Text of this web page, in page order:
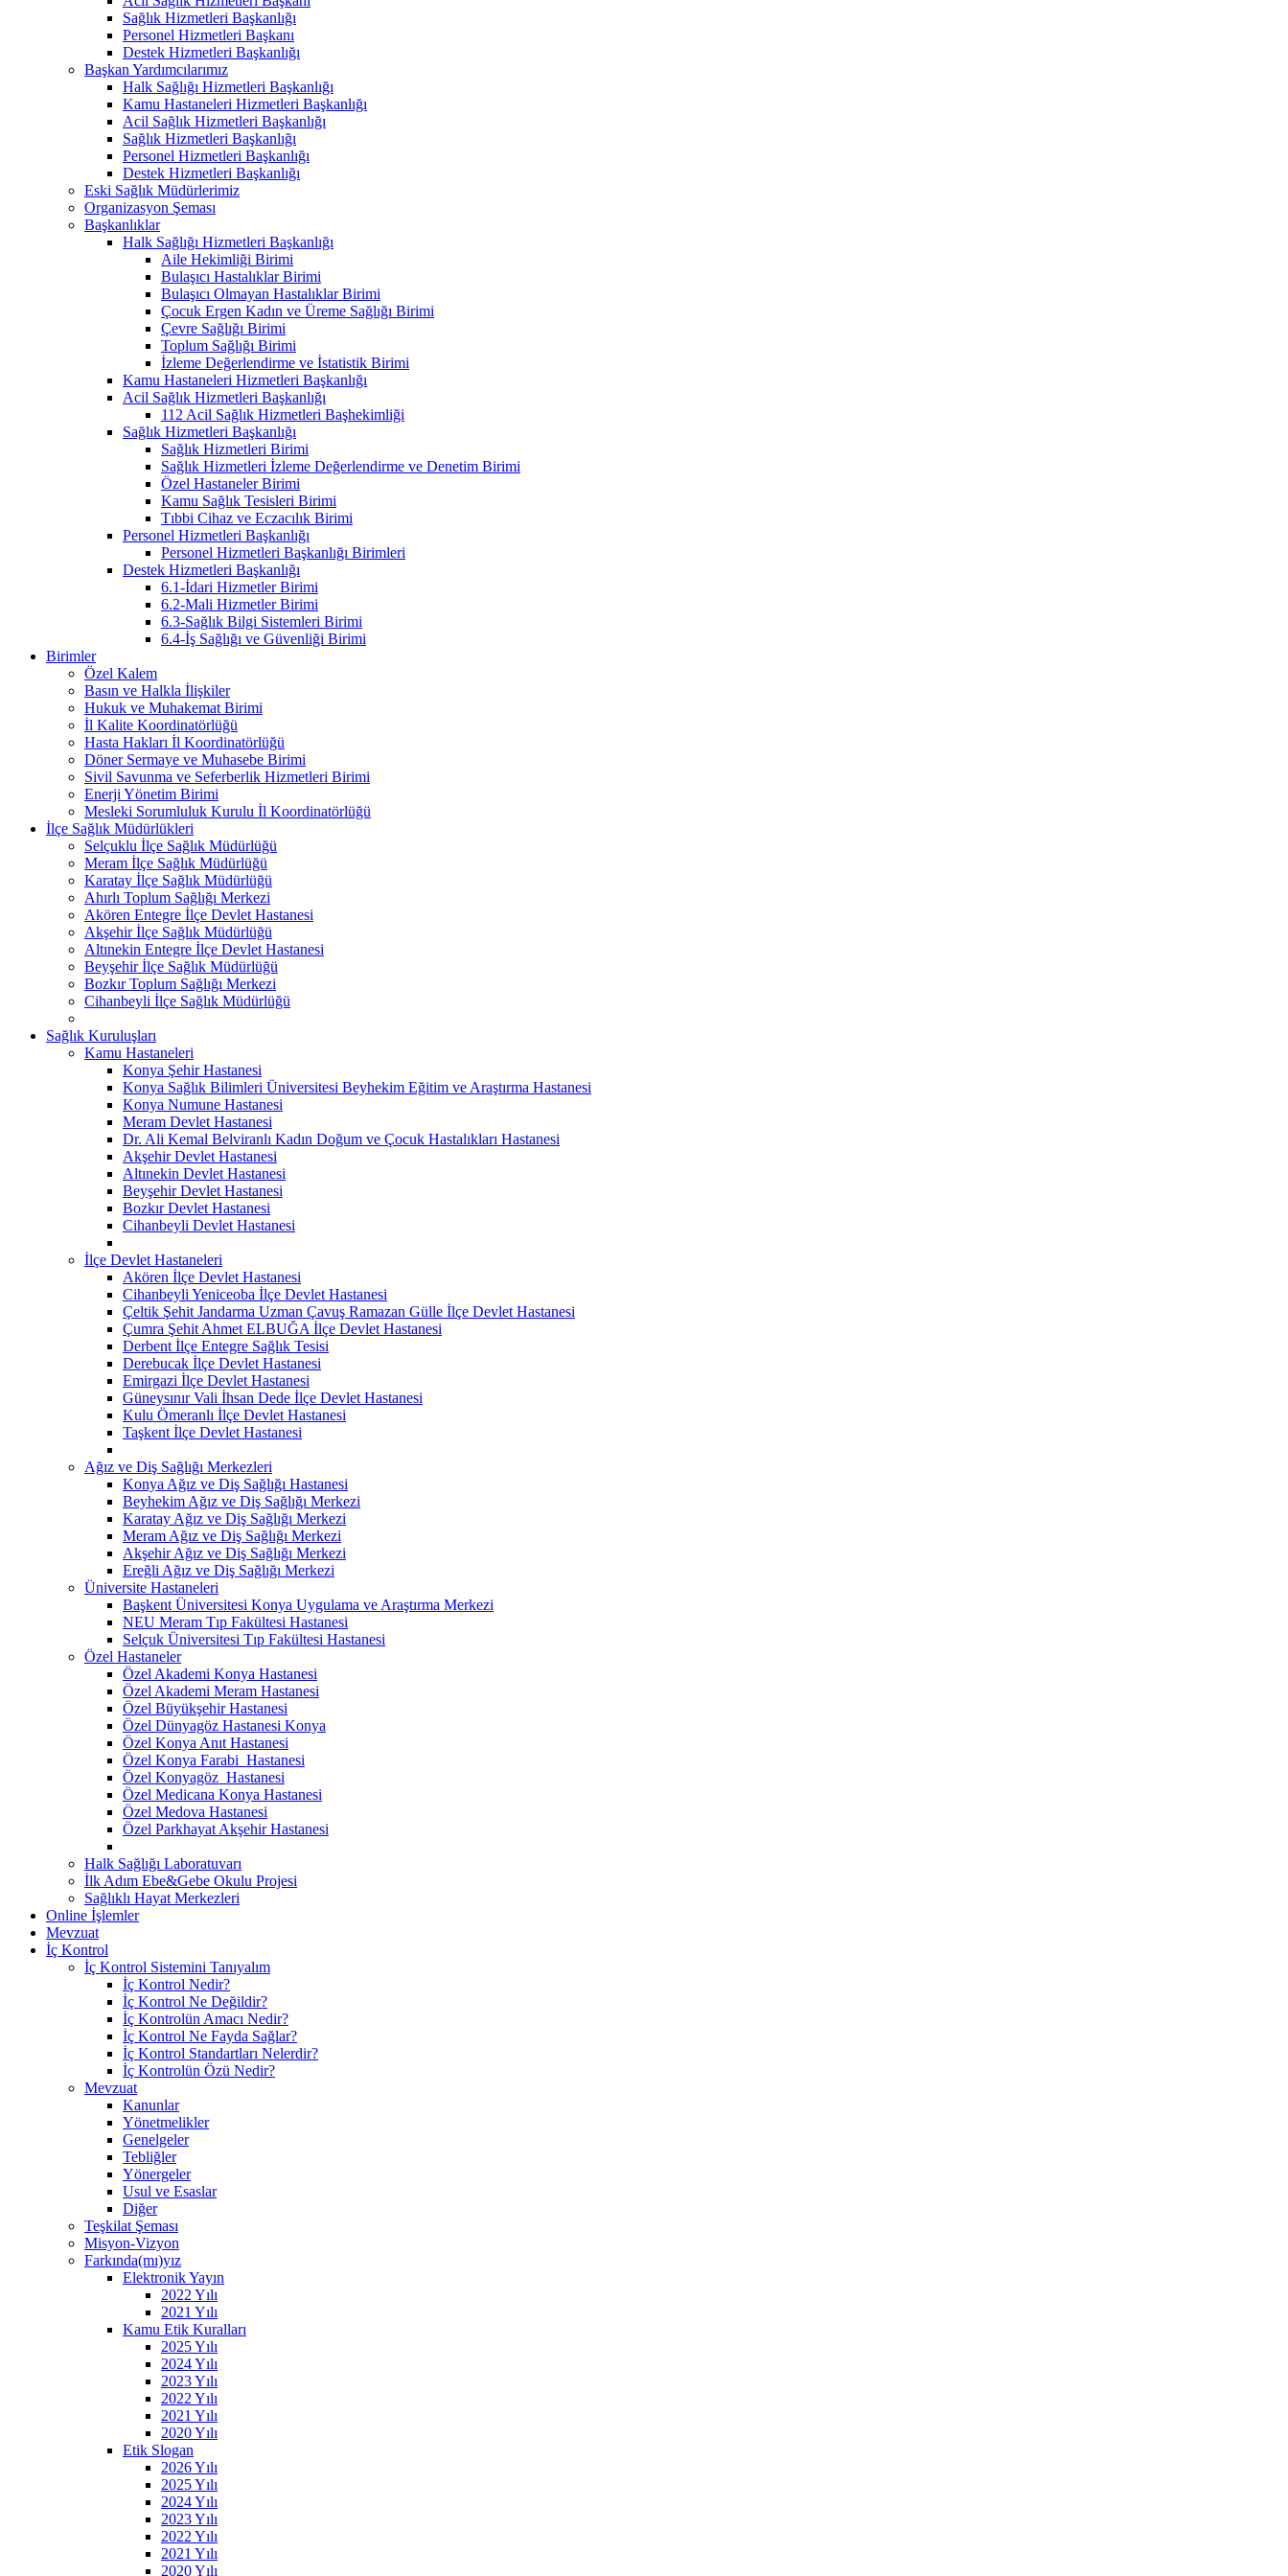
Sağlık Hizmetleri Başkanlığı
Personel Hizmetleri Başkanı
Destek Hizmetleri Başkanlığı
Başkan Yardımcılarımız
Halk Sağlığı Hizmetleri Başkanlığı
Kamu Hastaneleri Hizmetleri Başkanlığı
Acil Sağlık Hizmetleri Başkanlığı
Sağlık Hizmetleri Başkanlığı
Personel Hizmetleri Başkanlığı
Destek Hizmetleri Başkanlığı
Eski Sağlık Müdürlerimiz
Organizasyon Şeması
Başkanlıklar
Halk Sağlığı Hizmetleri Başkanlığı
Aile Hekimliği Birimi
Bulaşıcı Hastalıklar Birimi
Bulaşıcı Olmayan Hastalıklar Birimi
Çocuk Ergen Kadın ve Üreme Sağlığı Birimi
Çevre Sağlığı Birimi
Toplum Sağlığı Birimi
İzleme Değerlendirme ve İstatistik Birimi
Kamu Hastaneleri Hizmetleri Başkanlığı
Acil Sağlık Hizmetleri Başkanlığı
112 Acil Sağlık Hizmetleri Başhekimliği
Sağlık Hizmetleri Başkanlığı
Sağlık Hizmetleri Birimi
Sağlık Hizmetleri İzleme Değerlendirme ve Denetim Birimi
Özel Hastaneler Birimi
Kamu Sağlık Tesisleri Birimi
Tıbbi Cihaz ve Eczacılık Birimi
Personel Hizmetleri Başkanlığı
Personel Hizmetleri Başkanlığı Birimleri
Destek Hizmetleri Başkanlığı
6.1-İdari Hizmetler Birimi
6.2-Mali Hizmetler Birimi
6.3-Sağlık Bilgi Sistemleri Birimi
6.4-İş Sağlığı ve Güvenliği Birimi
Birimler
Özel Kalem
Basın ve Halkla İlişkiler
Hukuk ve Muhakemat Birimi
İl Kalite Koordinatörlüğü
Hasta Hakları İl Koordinatörlüğü
Döner Sermaye ve Muhasebe Birimi
Sivil Savunma ve Seferberlik Hizmetleri Birimi
Enerji Yönetim Birimi
Mesleki Sorumluluk Kurulu İl Koordinatörlüğü
İlçe Sağlık Müdürlükleri
Selçuklu İlçe Sağlık Müdürlüğü
Meram İlçe Sağlık Müdürlüğü
Karatay İlçe Sağlık Müdürlüğü
Ahırlı Toplum Sağlığı Merkezi
Akören Entegre İlçe Devlet Hastanesi
Akşehir İlçe Sağlık Müdürlüğü
Altınekin Entegre İlçe Devlet Hastanesi
Beyşehir İlçe Sağlık Müdürlüğü
Bozkır Toplum Sağlığı Merkezi
Cihanbeyli İlçe Sağlık Müdürlüğü
Sağlık Kuruluşları
Kamu Hastaneleri
Konya Şehir Hastanesi
Konya Sağlık Bilimleri Üniversitesi Beyhekim Eğitim ve Araştırma Hastanesi
Konya Numune Hastanesi
Meram Devlet Hastanesi
Dr. Ali Kemal Belviranlı Kadın Doğum ve Çocuk Hastalıkları Hastanesi
Akşehir Devlet Hastanesi
Altınekin Devlet Hastanesi
Beyşehir Devlet Hastanesi
Bozkır Devlet Hastanesi
Cihanbeyli Devlet Hastanesi
İlçe Devlet Hastaneleri
Akören İlçe Devlet Hastanesi
Cihanbeyli Yeniceoba İlçe Devlet Hastanesi
Çeltik Şehit Jandarma Uzman Çavuş Ramazan Gülle İlçe Devlet Hastanesi
Çumra Şehit Ahmet ELBUĞA İlçe Devlet Hastanesi
Derbent İlçe Entegre Sağlık Tesisi
Derebucak İlçe Devlet Hastanesi
Emirgazi İlçe Devlet Hastanesi
Güneysınır Vali İhsan Dede İlçe Devlet Hastanesi
Kulu Ömeranlı İlçe Devlet Hastanesi
Taşkent İlçe Devlet Hastanesi
Ağız ve Diş Sağlığı Merkezleri
Konya Ağız ve Diş Sağlığı Hastanesi
Beyhekim Ağız ve Diş Sağlığı Merkezi
Karatay Ağız ve Diş Sağlığı Merkezi
Meram Ağız ve Diş Sağlığı Merkezi
Akşehir Ağız ve Diş Sağlığı Merkezi
Ereğli Ağız ve Diş Sağlığı Merkezi
Üniversite Hastaneleri
Başkent Üniversitesi Konya Uygulama ve Araştırma Merkezi
NEU Meram Tıp Fakültesi Hastanesi
Selçuk Üniversitesi Tıp Fakültesi Hastanesi
Özel Hastaneler
Özel Akademi Konya Hastanesi
Özel Akademi Meram Hastanesi
Özel Büyükşehir Hastanesi
Özel Dünyagöz Hastanesi Konya
Özel Konya Anıt Hastanesi
Özel Konya Farabi Hastanesi
Özel Konyagöz Hastanesi
Özel Medicana Konya Hastanesi
Özel Medova Hastanesi
Özel Parkhayat Akşehir Hastanesi
Halk Sağlığı Laboratuvarı
İlk Adım Ebe&Gebe Okulu Projesi
Sağlıklı Hayat Merkezleri
Online İşlemler
Mevzuat
İç Kontrol
İç Kontrol Sistemini Tanıyalım
İç Kontrol Nedir?
İç Kontrol Ne Değildir?
İç Kontrolün Amacı Nedir?
İç Kontrol Ne Fayda Sağlar?
İç Kontrol Standartları Nelerdir?
İç Kontrolün Özü Nedir?
Mevzuat
Kanunlar
Yönetmelikler
Genelgeler
Tebliğler
Yönergeler
Usul ve Esaslar
Diğer
Teşkilat Şeması
Misyon-Vizyon
Farkında(mı)yız
Elektronik Yayın
2022 Yılı
2021 Yılı
Kamu Etik Kuralları
2025 Yılı
2024 Yılı
2023 Yılı
2022 Yılı
2021 Yılı
2020 Yılı
Etik Slogan
2026 Yılı
2025 Yılı
2024 Yılı
2023 Yılı
2022 Yılı
2021 Yılı
2020 Yılı